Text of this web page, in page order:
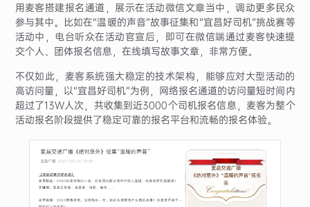
用麦客搭建报名通道，展示在活动微信文章当中，调动更多民众
参与其中。比如在“温暖的声音”故事征集和“宜昌好司机”挑战赛等
活动中，电台听众在活动官宣后，即可在微信端通过麦客快速提
交个人、团体报名信息，在线填写故事文章，非常方便。
不仅如此，麦客系统强大稳定的技术架构，能够应对大型活动的
高访问量，以“宜昌好司机”为例，网络报名通道的访问量短时间内
超过了13W人次，共收集到近3000个司机报名信息，麦客为整个
活动报名阶段提供了稳定可靠的报名平台和流畅的报名体验。